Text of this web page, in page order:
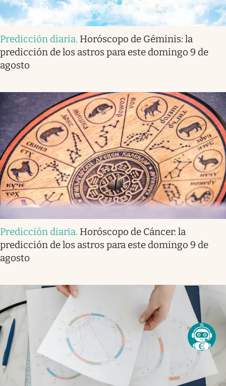
Predicción diaria. Horóscopo de Géminis: la
predicción de los astros para este domingo 9 de
agosto
Predicción diaria. Horóscopo de Cáncer: la
predicción de los astros para este domingo 9 de
agosto